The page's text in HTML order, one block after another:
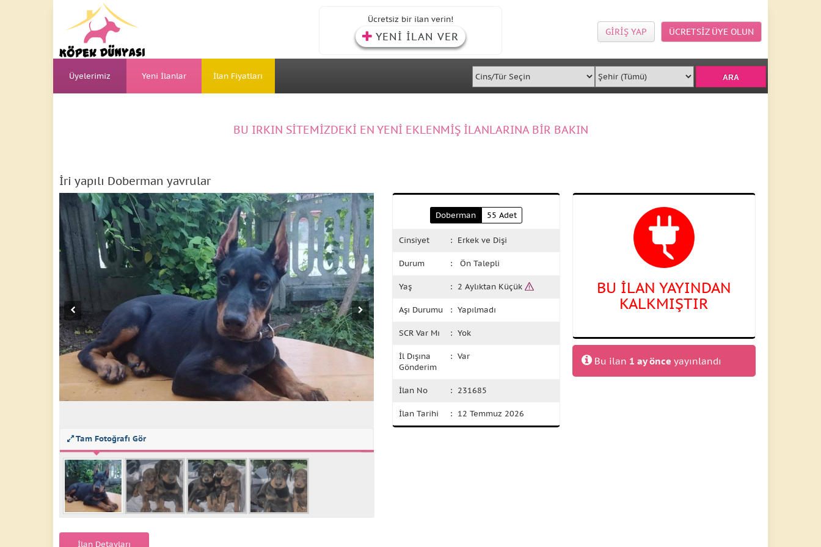
Ücretsiz bir ilan verin!
YENİ İLAN VER ÜCRETSİZ ÜYE OLUN
GİRİŞ YAP
Üyelerimiz Yeni İlanlar İlan Fiyatları
BU IRKIN SİTEMİZDEKİ EN YENİ EKLENMİŞ İLANLARINA BİR BAKIN
İri yapılı Doberman yavrular
Tam Fotoğrafı Gör
Doberman 55 Adet
Cinsiyet : Erkek ve Dişi
Durum : Ön Talepli
Yaş : 2 Aylıktan Küçük
Aşı Durumu : Yapılmadı
SCR Var Mı : Yok
İl Dışına
Gönderim
: Var
İlan No : 231685
İlan Tarihi : 12 Temmuz 2026
BU İLAN YAYINDAN
KALKMIŞTIR
Bu ilan 1 ay önce yayınlandı
İlan Detayları